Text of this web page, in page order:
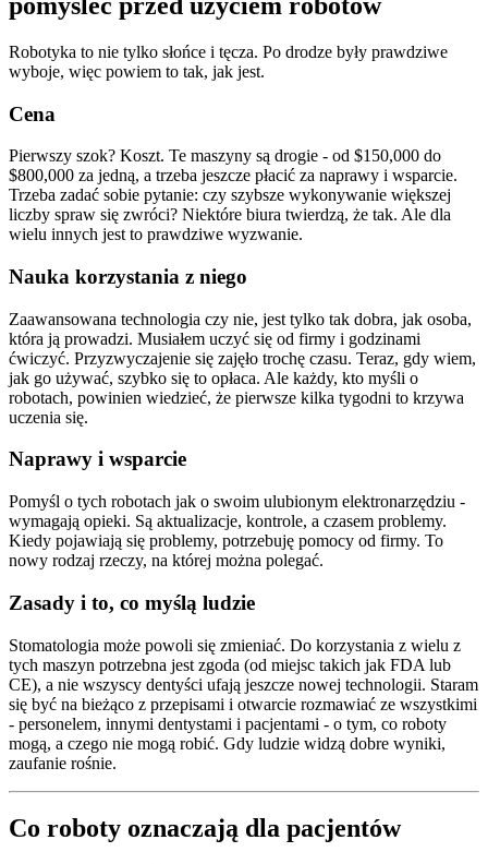
Robotyka to nie tylko słońce i tęcza. Po drodze były prawdziwe
wyboje, więc powiem to tak, jak jest.
Cena
Pierwszy szok? Koszt. Te maszyny są drogie - od $150,000 do
$800,000 za jedną, a trzeba jeszcze płacić za naprawy i wsparcie.
Trzeba zadać sobie pytanie: czy szybsze wykonywanie większej
liczby spraw się zwróci? Niektóre biura twierdzą, że tak. Ale dla
wielu innych jest to prawdziwe wyzwanie.
Nauka korzystania z niego
Zaawansowana technologia czy nie, jest tylko tak dobra, jak osoba,
która ją prowadzi. Musiałem uczyć się od firmy i godzinami
ćwiczyć. Przyzwyczajenie się zajęło trochę czasu. Teraz, gdy wiem,
jak go używać, szybko się to opłaca. Ale każdy, kto myśli o
robotach, powinien wiedzieć, że pierwsze kilka tygodni to krzywa
uczenia się.
Naprawy i wsparcie
Pomyśl o tych robotach jak o swoim ulubionym elektronarzędziu -
wymagają opieki. Są aktualizacje, kontrole, a czasem problemy.
Kiedy pojawiają się problemy, potrzebuję pomocy od firmy. To
nowy rodzaj rzeczy, na której można polegać.
Zasady i to, co myślą ludzie
Stomatologia może powoli się zmieniać. Do korzystania z wielu z
tych maszyn potrzebna jest zgoda (od miejsc takich jak FDA lub
CE), a nie wszyscy dentyści ufają jeszcze nowej technologii. Staram
się być na bieżąco z przepisami i otwarcie rozmawiać ze wszystkimi
- personelem, innymi dentystami i pacjentami - o tym, co roboty
mogą, a czego nie mogą robić. Gdy ludzie widzą dobre wyniki,
zaufanie rośnie.
Co roboty oznaczają dla pacjentów